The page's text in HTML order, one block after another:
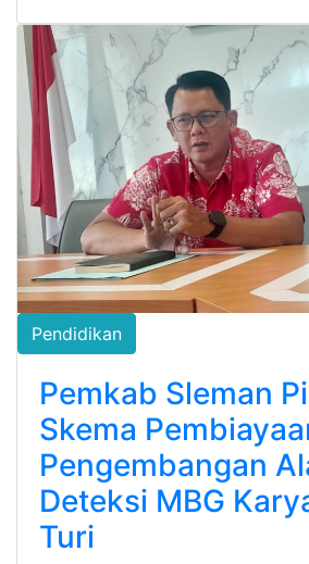
Pendidikan
Pemkab Sleman
Skema
Pengembangan
Deteksi MBG
Turi